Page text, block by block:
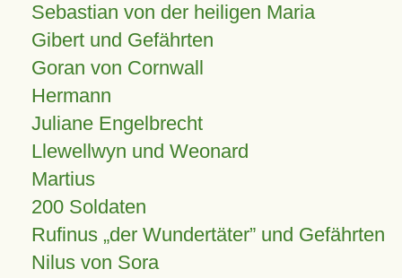
Sebastian von der heiligen Maria
Gibert und Gefährten
Goran von Cornwall
Hermann
Juliane Engelbrecht
Llewellwyn und Weonard
Martius
200 Soldaten
Rufinus „der Wundertäter” und Gefährten
Nilus von Sora